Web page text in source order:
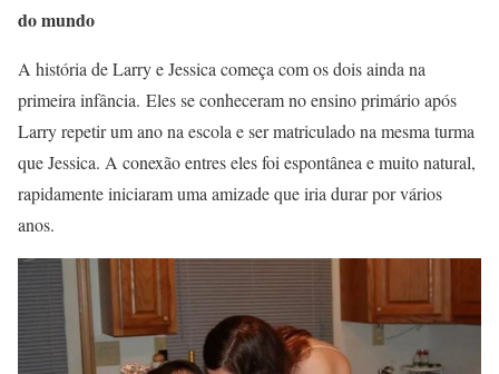
do mundo
A história de Larry e Jessica começa com os dois ainda na
primeira infância. Eles se conheceram no ensino primário após
Larry repetir um ano na escola e ser matriculado na mesma turma
que Jessica. A conexão entres eles foi espontânea e muito natural,
rapidamente iniciaram uma amizade que iria durar por vários
anos.